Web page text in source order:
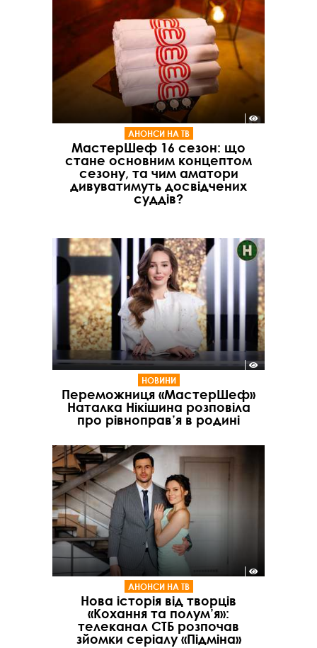
АНОНСИ НА ТВ
МастерШеф 16 сезон: що
стане основним концептом
сезону, та чим аматори
дивуватимуть досвідчених
суддів?
НОВИНИ
Переможниця «МастерШеф»
Наталка Нікішина розповіла
про рівноправ’я в родині
АНОНСИ НА ТВ
Нова історія від творців
«Кохання та полум’я»:
телеканал СТБ розпочав
зйомки серіалу «Підміна»